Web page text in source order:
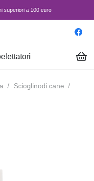
superiori a 100 euro
/ Scioglinodi cane /